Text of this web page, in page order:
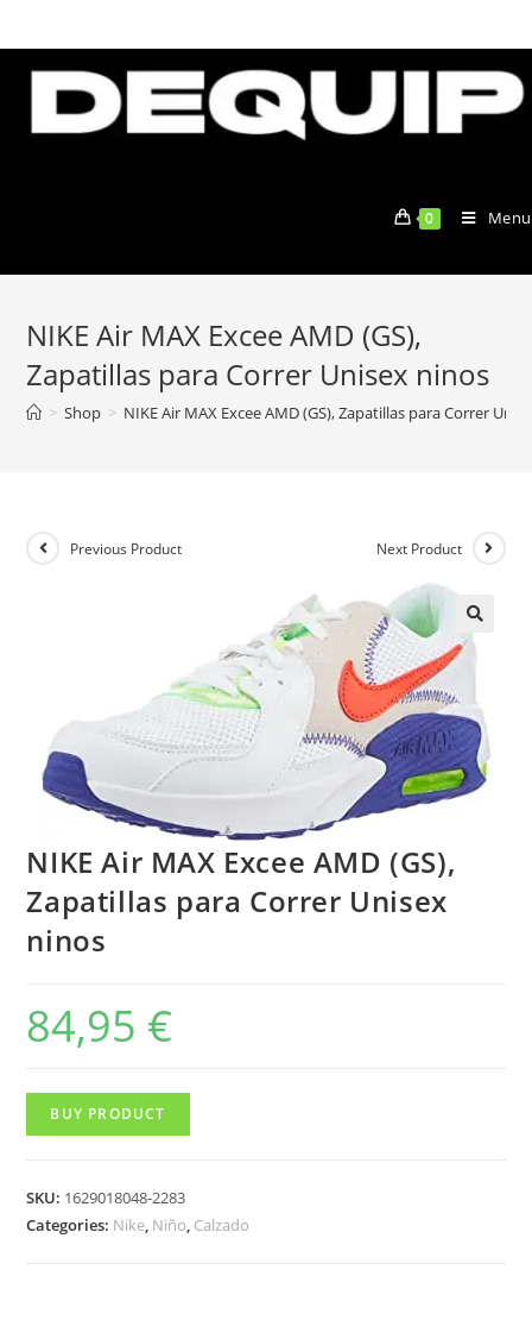
to
content
0 Menu
NIKE Air MAX Excee AMD (GS),
Zapatillas para Correr Unisex ninos
> Shop > NIKE Air MAX Excee AMD (GS), Zapatillas para Correr
Previous Product Next Product
NIKE Air MAX Excee AMD (GS),
Zapatillas para Correr Unisex
ninos
84,95 €
BUY PRODUCT
SKU: 1629018048-2283
Categories: Nike, Niño, Calzado